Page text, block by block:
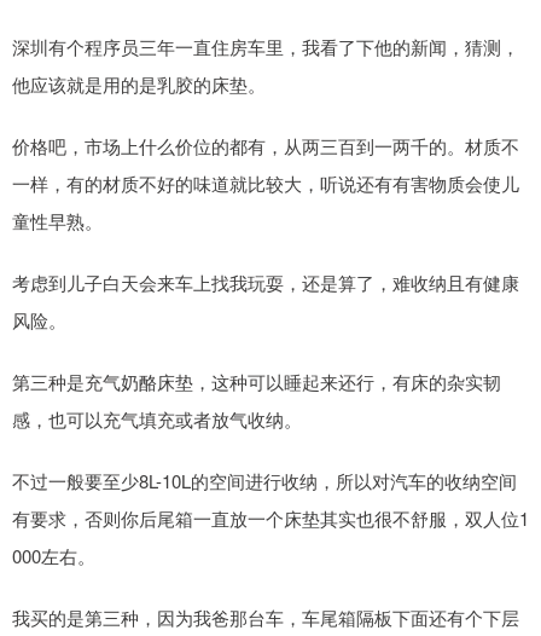
深圳有个程序员三年一直住房车里，我看了下他的新闻，猜测，
他应该就是用的是乳胶的床垫。
价格吧，市场上什么价位的都有，从两三百到一两千的。材质不
一样，有的材质不好的味道就比较大，听说还有有害物质会使儿
童性早熟。
考虑到儿子白天会来车上找我玩耍，还是算了，难收纳且有健康
风险。
第三种是充气奶酪床垫，这种可以睡起来还行，有床的杂实韧
感，也可以充气填充或者放气收纳。
不过一般要至少8L-10L的空间进行收纳，所以对汽车的收纳空间
有要求，否则你后尾箱一直放一个床垫其实也很不舒服，双人位1
000左右。
我买的是第三种，因为我爸那台车，车尾箱隔板下面还有个下层